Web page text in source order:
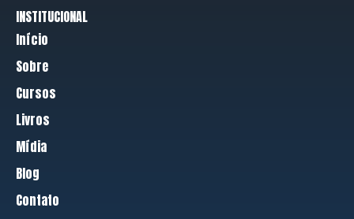
INSTITUCIONAL
Início
Sobre
Cursos
Livros
Mídia
Blog
Contato